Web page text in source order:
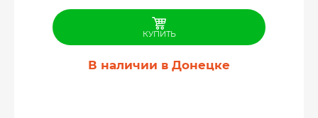
КУПИТЬ
В наличии в Донецке